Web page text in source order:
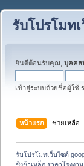
รับโปรโมท
ยินดีต้อนรับคุณ, บุคคล
เข้าสู่ระบบด้วยชื่อผู้ใช้
หน้าแรก ช่วยเหลือ
รับโปรโมทเว็บไซต์
ชิงช้าเหล็ก ราคาโรงงา